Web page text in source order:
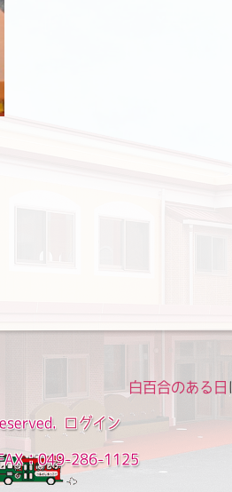
白百合のある日
ログイン
：049-286-1125